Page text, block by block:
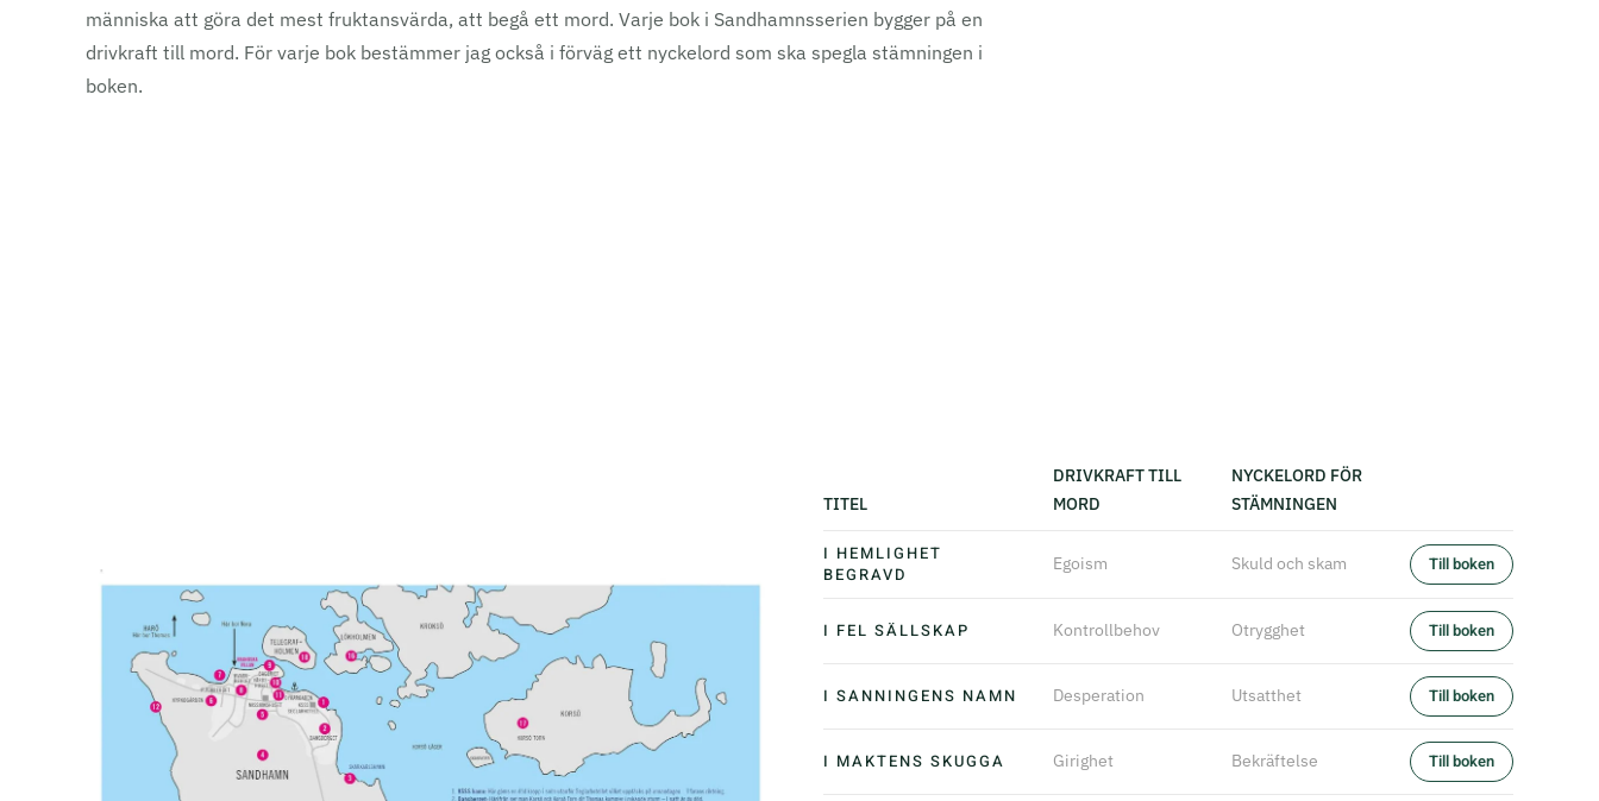
människa att göra det mest fruktansvärda, att begå ett mord. Varje bok i Sandhamnsserien bygger på en
drivkraft till mord. För varje bok bestämmer jag också i förväg ett nyckelord som ska spegla stämningen i
boken.
TITEL
DRIVKRAFT TILL
MORD
NYCKELORD FÖR
STÄMNINGEN
I HEMLIGHET
BEGRAVD
Egoism Skuld och skam Till boken
I FEL SÄLLSKAP Kontrollbehov Otrygghet Till boken
I SANNINGENS NAMN Desperation Utsatthet Till boken
I MAKTENS SKUGGA Girighet Bekräftelse Till boken